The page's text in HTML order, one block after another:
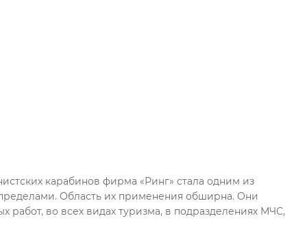
карабинов фирма «Ринг» стала одним из
Область их применения обширна. Они
во всех видах туризма, в подразделениях МЧС,